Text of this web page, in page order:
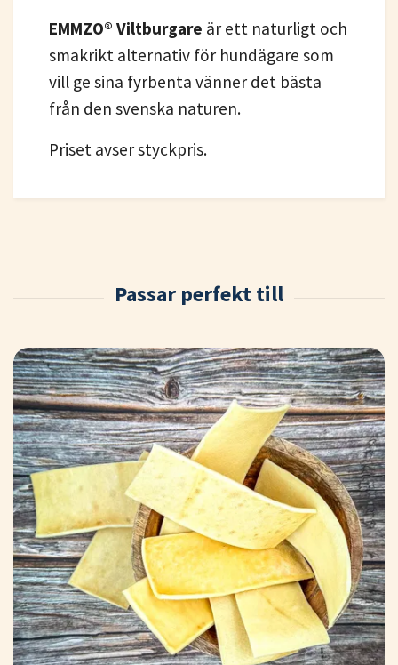
EMMZO® Viltburgare är ett naturligt och
smakrikt alternativ för hundägare som
vill ge sina fyrbenta vänner det bästa
från den svenska naturen.
Priset avser styckpris.